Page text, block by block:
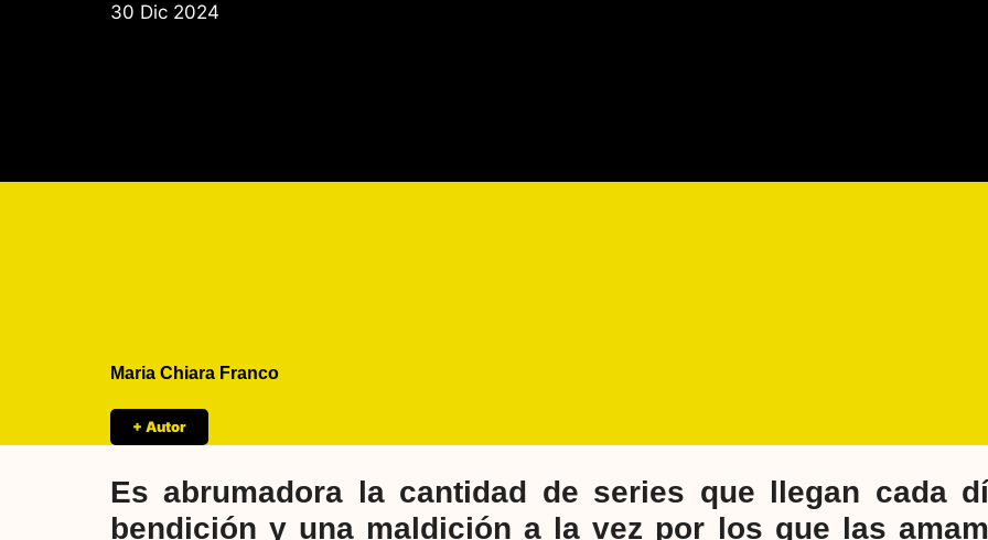
30 Dic 2024
Maria Chiara Franco
+ Autor
Es abrumadora la cantidad de series que llegan cada
bendición y una maldición a la vez por los que las